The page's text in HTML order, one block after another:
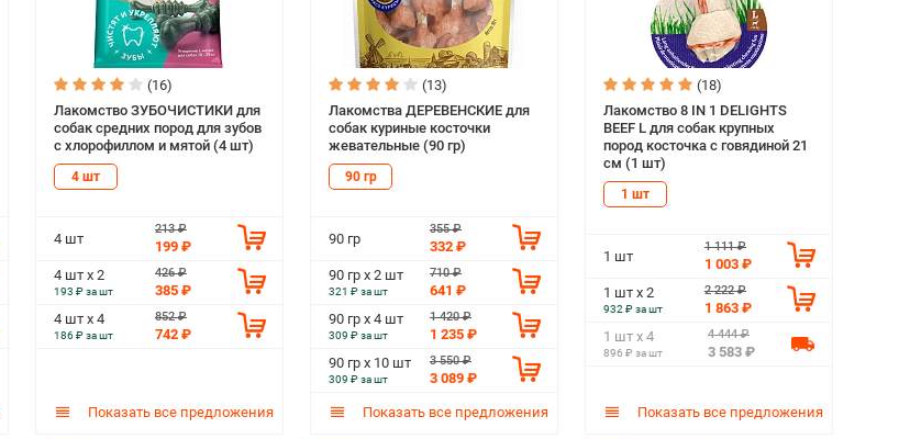
(16)
Лакомство ЗУБОЧИСТИКИ для
собак средних пород для зубов
с хлорофиллом и мятой (4 шт)
4 шт
4 шт
213 ₽
199 ₽
4 шт х 2
193 ₽ за шт
426 ₽
385 ₽
4 шт х 4
186 ₽ за шт
852 ₽
742 ₽
Показать все предложения
(13)
Лакомства ДЕРЕВЕНСКИЕ для
собак куриные косточки
жевательные (90 гр)
90 гр
90 гр
355 ₽
332 ₽
90 гр х 2 шт
321 ₽ за шт
710 ₽
641 ₽
90 гр х 4 шт
309 ₽ за шт
1 420 ₽
1 235 ₽
90 гр х 10 шт
309 ₽ за шт
3 550 ₽
3 089 ₽
Показать все предложения
(18)
Лакомство 8 IN 1 DELIGHTS
BEEF L для собак крупных
пород косточка с говядиной 21
см (1 шт)
1 шт
1 шт
1 111 ₽
1 003 ₽
1 шт х 2
932 ₽ за шт
2 222 ₽
1 863 ₽
1 шт х 4
896 ₽ за шт
4 444 ₽
3 583 ₽
Показать все предложения